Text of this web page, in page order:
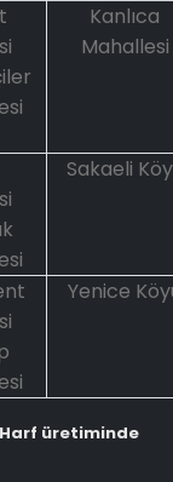
Kanlıca
Mahallesi
Sakaeli
Yenice
üretiminde